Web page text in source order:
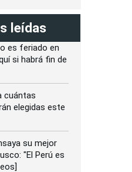
leídas
es feriado en
si habrá fin de
cuántas
elegidas este
su mejor
"El Perú es